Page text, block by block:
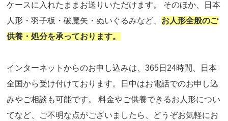
ケースに入れたままお送りいただけます。 そのほか、日本
人形・羽子板・破魔矢・ぬいぐるみなど、 お人形全般のご
供養・処分を承っております。
インターネットからのお申し込みは、365日24時間、日本
全国から受け付けております。日中はお電話でのお申し込
みやご相談も可能です。 料金やご供養できるお人形につい
てなど、ご不明な点がございましたら、どうぞお気軽にお